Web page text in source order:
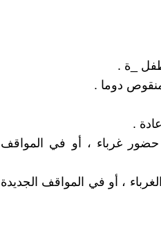
_ة .
دوما .
.
غرباء ، أو في المواقف
، أو في المواقف الجديدة